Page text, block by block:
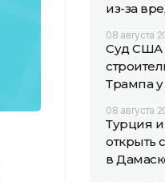
из-за
08 августа
Суд США
Трампа
08 августа
Турция
открыть
в